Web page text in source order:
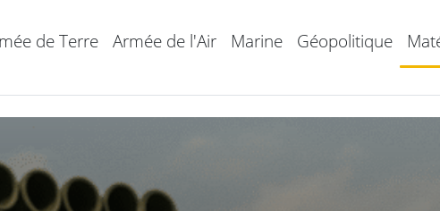
de Terre Armée de l'Air Marine Géopolitique